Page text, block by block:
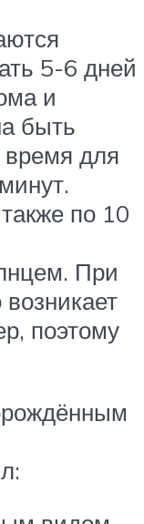
5-6 дней
и
быть
время для
по 10
При
поэтому